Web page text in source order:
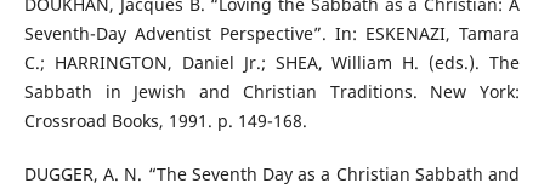
DOUKHAN, Jacques B. “Loving the Sabbath as a Christian: A
Seventh-Day Adventist Perspective”. In: ESKENAZI, Tamara
C.; HARRINGTON, Daniel Jr.; SHEA, William H. (eds.). The
Sabbath in Jewish and Christian Traditions. New York:
Crossroad Books, 1991. p. 149-168.
DUGGER, A. N. “The Seventh Day as a Christian Sabbath and